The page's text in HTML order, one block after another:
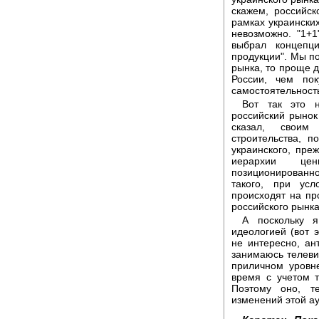
скажем,
рамках
невозможно.
выбрал
продукции". Мы
рынка, то проще
России, чем
Вот так это
российский
сказал, своим
строительства,
украинского,
иерархии
такого, при
происходят на
российского
А поскольку
идеологией (вот
не интересно,
занимаюсь
приличном
время с учетом
Поэтому оно,
изменений этой